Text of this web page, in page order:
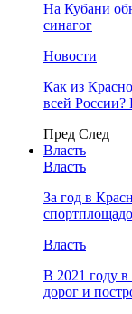
На Кубани
синагог
Новости
Как из
всей России?
Пред След
Власть
Власть
За год в
Власть
В 2021 году
дорог и